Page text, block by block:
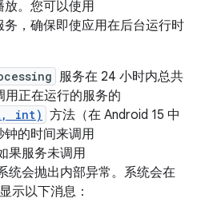
。您可以使用
务，确保即使应用在后台运行时
服务在 24 小时内总共
用正在运行的服务的
int) 方法（在 Android 15 中
的时间来调用
果服务未调用
统会抛出内部异常。系统会在
示以下消息：